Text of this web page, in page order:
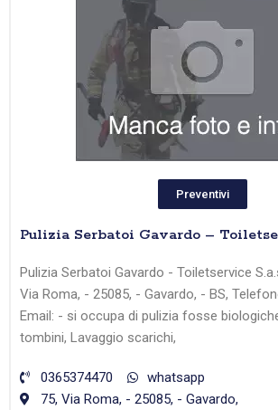
Preventivi
Pulizia Serbatoi Gavardo –
Pulizia Serbatoi Gavardo - Toiletservice
Via Roma, - 25085, - Gavardo, - BS,
Email: - si occupa di pulizia fosse
tombini, Lavaggio scarichi,
0365374470
whatsapp
75, Via Roma, - 25085, - Gavardo,